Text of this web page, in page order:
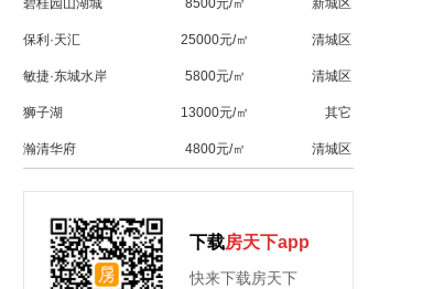
碧桂园山湖城 8500元/㎡ 新城区
保利·天汇 25000元/㎡ 清城区
敏捷·东城水岸 5800元/㎡ 清城区
狮子湖 13000元/㎡ 其它
瀚清华府 4800元/㎡ 清城区
下载房天下app
快来下载房天下